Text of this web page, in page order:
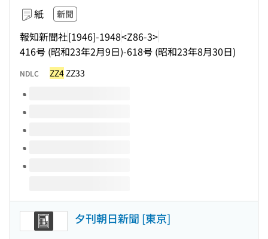
紙 新聞
報知新聞社[1946]-1948<Z86-3>
416号 (昭和23年2月9日)-618号 (昭和23年8月30日)
NDLC ZZ4ZZ33
このタイトルの巻号
夕刊朝日新聞 [東京]